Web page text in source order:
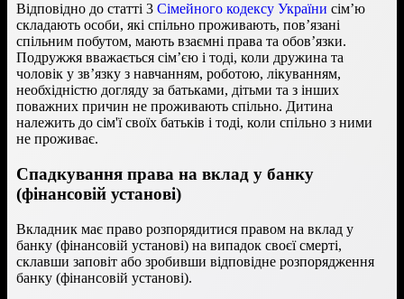
Відповідно до статті 3 Сімейного кодексу України сім’ю
складають особи, які спільно проживають, пов’язані
спільним побутом, мають взаємні права та обов’язки.
Подружжя вважається сім’єю і тоді, коли дружина та
чоловік у зв’язку з навчанням, роботою, лікуванням,
необхідністю догляду за батьками, дітьми та з інших
поважних причин не проживають спільно. Дитина
належить до сім'ї своїх батьків і тоді, коли спільно з ними
не проживає.
Спадкування права на вклад у банку
(фінансовій установі)
Вкладник має право розпорядитися правом на вклад у
банку (фінансовій установі) на випадок своєї смерті,
склавши заповіт або зробивши відповідне розпорядження
банку (фінансовій установі).